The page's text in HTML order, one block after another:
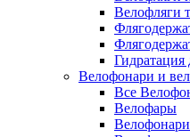
Велофляги
Гидратация
Велофонари и
Все
Велофары